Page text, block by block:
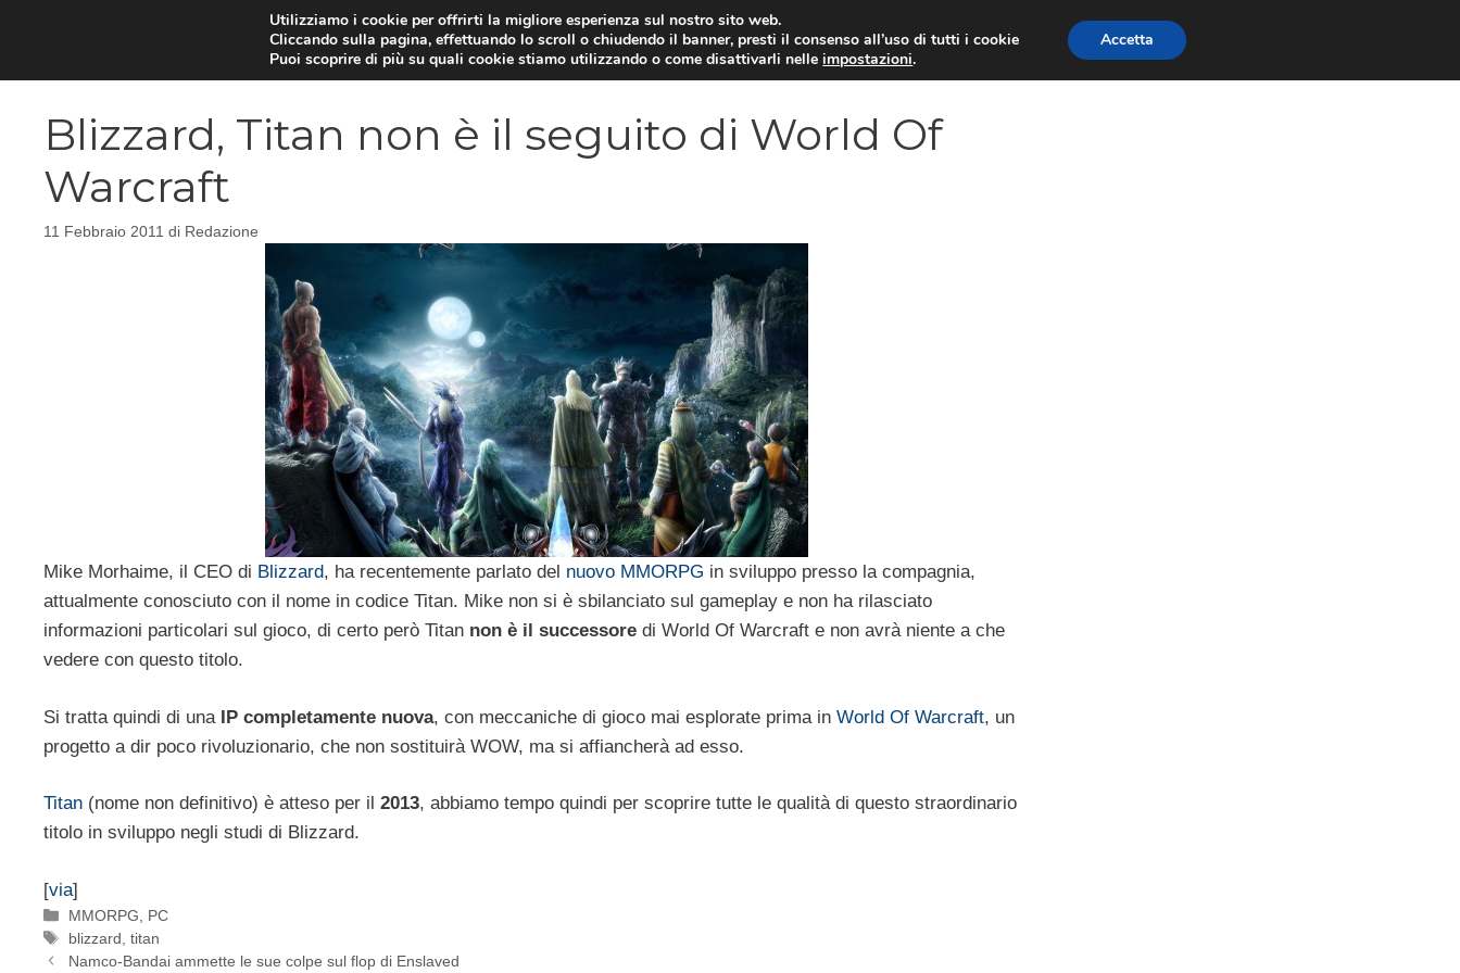
VIDEOGIOCHI NEWS RECENSIONI TRAILER GIOCHI
Blizzard, Titan non è il seguito di World Of
Warcraft
11 Febbraio 2011 di Redazione
Mike Morhaime, il CEO di Blizzard, ha recentemente parlato del nuovo MMORPG in sviluppo presso la compagnia,
attualmente conosciuto con il nome in codice Titan. Mike non si è sbilanciato sul gameplay e non ha rilasciato
informazioni particolari sul gioco, di certo però Titan non è il successore di World Of Warcraft e non avrà niente a che
vedere con questo titolo.
Si tratta quindi di una IP completamente nuova, con meccaniche di gioco mai esplorate prima in World Of Warcraft, un
progetto a dir poco rivoluzionario, che non sostituirà WOW, ma si affiancherà ad esso.
Titan (nome non definitivo) è atteso per il 2013, abbiamo tempo quindi per scoprire tutte le qualità di questo straordinario
titolo in sviluppo negli studi di Blizzard.
[via]
Categorie
MMORPG
PC
Tag
blizzard ,titan
Namco-Bandai ammette le sue colpe sul flop di Enslaved
Utilizziamo i cookie per offrirti la migliore esperienza sul nostro sito web.
Cliccando sulla pagina, effettuando lo scroll o chiudendo il banner, presti il consenso all’uso di tutti i cookie
Puoi scoprire di più su quali cookie stiamo utilizzando o come disattivarli nelleimpostazioni.
Accetta